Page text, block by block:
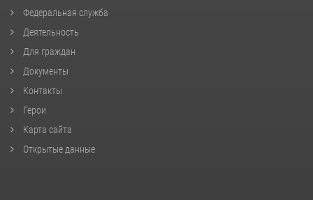
Федеральная служба
Деятельность
Для граждан
Документы
Контакты
Герои
Карта сайта
Открытые данные